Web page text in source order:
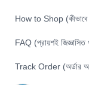
How to Shop (কীভাবে
FAQ (প্রায়শই জিজ্ঞাসিত
Track Order (অর্ডার